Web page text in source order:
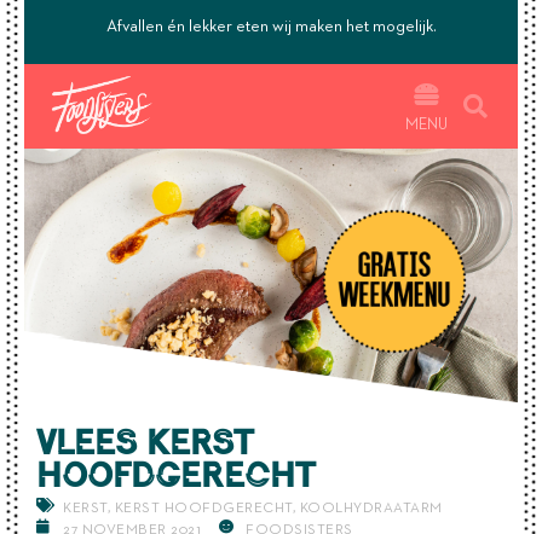
Afvallen én lekker eten wij maken het mogelijk.
MENU
Vlees KERST
HOOFDGERECHT
KERST, KERST HOOFDGERECHT, KOOLHYDRAATARM
27 NOVEMBER 2021
FOODSISTERS